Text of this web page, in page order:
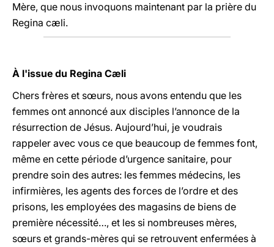
Mère, que nous invoquons maintenant par la prière du
Regina cæli.
À l'issue du Regina Cæli
Chers frères et sœurs, nous avons entendu que les
femmes ont annoncé aux disciples l’annonce de la
résurrection de Jésus. Aujourd’hui, je voudrais
rappeler avec vous ce que beaucoup de femmes font,
même en cette période d’urgence sanitaire, pour
prendre soin des autres: les femmes médecins, les
infirmières, les agents des forces de l’ordre et des
prisons, les employées des magasins de biens de
première nécessité…, et les si nombreuses mères,
sœurs et grands-mères qui se retrouvent enfermées à